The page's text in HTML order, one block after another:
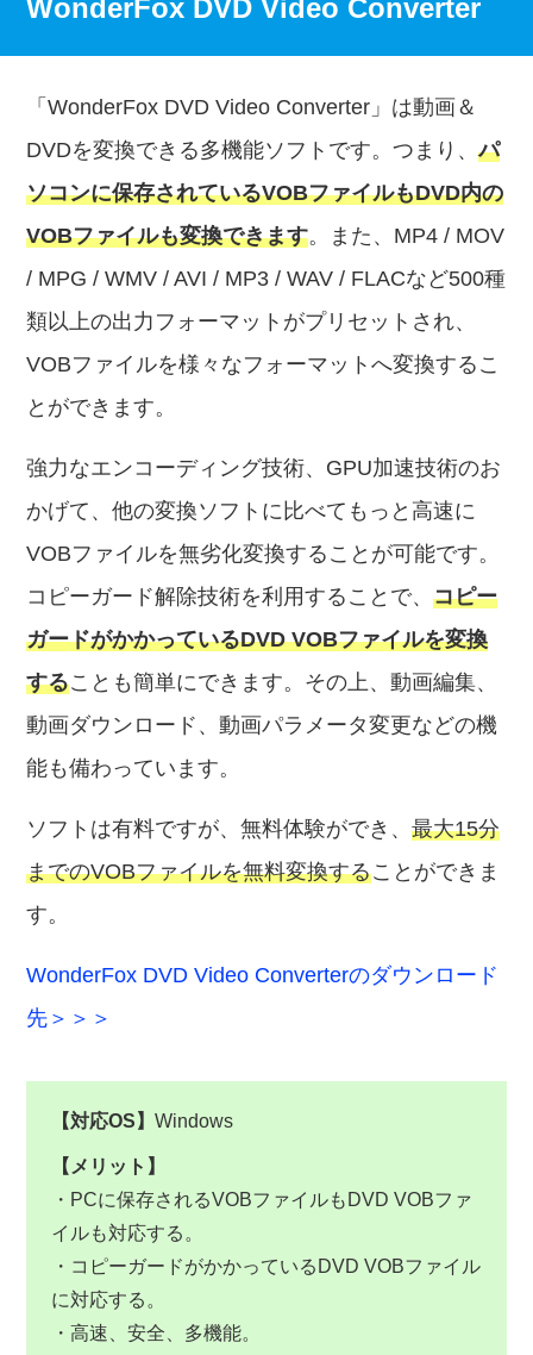
WonderFox DVD Video Converter
「WonderFox DVD Video Converter」は動画＆
DVDを変換できる多機能ソフトです。つまり、パ
ソコンに保存されているVOBファイルもDVD内の
VOBファイルも変換できます。また、MP4 / MOV
/ MPG / WMV / AVI / MP3 / WAV / FLACなど500種
類以上の出力フォーマットがプリセットされ、
VOBファイルを様々なフォーマットへ変換するこ
とができます。
強力なエンコーディング技術、GPU加速技術のお
かげて、他の変換ソフトに比べてもっと高速に
VOBファイルを無劣化変換することが可能です。
コピーガード解除技術を利用することで、コピー
ガードがかかっているDVD VOBファイルを変換
することも簡単にできます。その上、動画編集、
動画ダウンロード、動画パラメータ変更などの機
能も備わっています。
ソフトは有料ですが、無料体験ができ、最大15分
までのVOBファイルを無料変換することができま
す。
WonderFox DVD Video Converterのダウンロード
先＞＞＞
【対応OS】 Windows
【メリット】
・PCに保存されるVOBファイルもDVD VOBファ
イルも対応する。
・コピーガードがかかっているDVD VOBファイル
に対応する。
・高速、安全、多機能。